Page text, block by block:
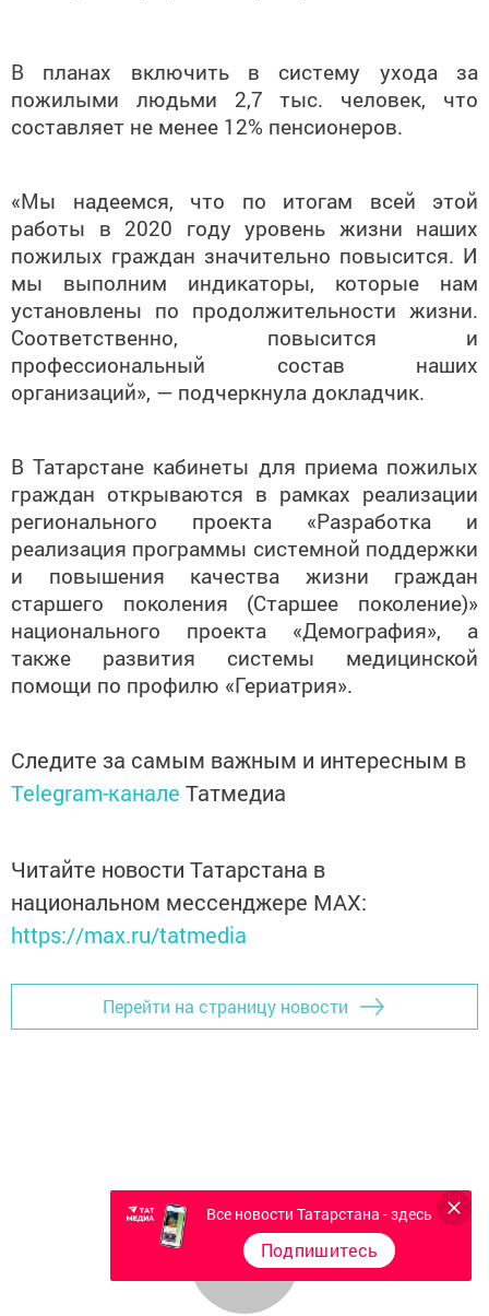
В планах включить в систему ухода за
пожилыми людьми 2,7 тыс. человек, что
составляет не менее 12% пенсионеров.
«Мы надеемся, что по итогам всей этой
работы в 2020 году уровень жизни наших
пожилых граждан значительно повысится. И
мы выполним индикаторы, которые нам
установлены по продолжительности жизни.
Соответственно, повысится и
профессиональный состав наших
организаций», — подчеркнула докладчик.
В Татарстане кабинеты для приема пожилых
граждан открываются в рамках реализации
регионального проекта «Разработка и
реализация программы системной поддержки
и повышения качества жизни граждан
старшего поколения (Старшее поколение)»
национального проекта «Демография», а
также развития системы медицинской
помощи по профилю «Гериатрия».
Следите за самым важным и интересным в
Telegram-канале Татмедиа
Читайте новости Татарстана в
национальном мессенджере MАХ:
https://max.ru/tatmedia
Перейти на страницу новости
Все новости Татарстана - здесь
Подпишитесь